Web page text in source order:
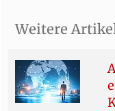
Weitere